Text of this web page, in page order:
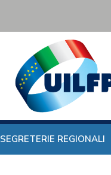
SEGRETERIE REGIONALI